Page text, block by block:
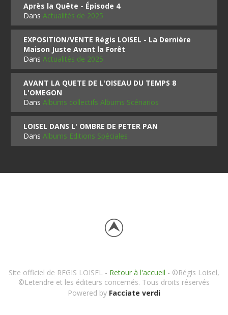
Après la Quête - Épisode 4
DansActualités de 2025
EXPOSITION/VENTE Régis LOISEL - La Dernière
Maison Juste Avant la Forêt
DansActualités de 2025
AVANT LA QUETE DE L'OISEAU DU TEMPS 8
L'OMEGON
DansAlbums collectifs Albums Scénarios
LOISEL DANS L' OMBRE DE PETER PAN
DansAlbums Editions Spéciales
Site officiel de REGIS LOISEL - Retour à l'accueil - ©Régis Loisel,
©Letendre et les éditeurs concernés. Tous droits réservés
Powered by Facciate verdi